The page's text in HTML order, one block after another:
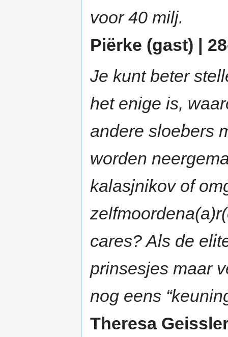
voor 40 milj.
Piërke (gast) |
Je kunt beter
het enige is,
andere sloebers
worden
kalasjnikov of
cares? Als de
prinsesjes maar
nog eens
Theresa